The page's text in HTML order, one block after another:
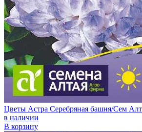
Цветы Астра Серебряная башня/Сем
в наличии
В корзину